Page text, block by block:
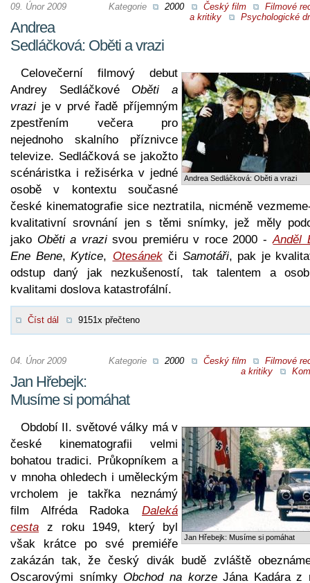
Kategorie 2000 Český film
Filmové
a kritiky
Psychologické
09. Únor 2009
Andrea
Sedláčková: Oběti a vrazi
Andrea Sedláčková: Oběti a vrazi
Celovečerní filmový debut
Andrey Sedláčkové Oběti a
vrazi je v prvé řadě příjemným
zpestřením večera pro
nejednoho skalního příznivce
televize. Sedláčková se jakožto
scénáristka i režisérka v jedné
osobě v kontextu současné
české kinematografie sice neztratila, nicméně
kvalitativní srovnání jen s těmi snímky, jež měly
jako Oběti a vrazisvou premiéru v roce 2000 - Anděl
Ene Bene, Kytice, Otesánek či Samotáři, pak je
odstup daný jak nezkušeností, tak talentem a
kvalitami doslova katastrofální.
Číst dál 9151x přečteno
Kategorie 2000 Český film
Filmové
a kritiky
04. Únor 2009
Jan Hřebejk:
Musíme si pomáhat
Jan Hřebejk: Musíme si pomáhat
Období II. světové války má v
české kinematografii velmi
bohatou tradici. Průkopníkem a
v mnoha ohledech i uměleckým
vrcholem je takřka neznámý
film Alfréda Radoka Daleká
cesta z roku 1949, který byl
však krátce po své premiéře
zakázán tak, že český divák budě zvláště
Oscarovými snímky Obchod na korzeJána Kadára z